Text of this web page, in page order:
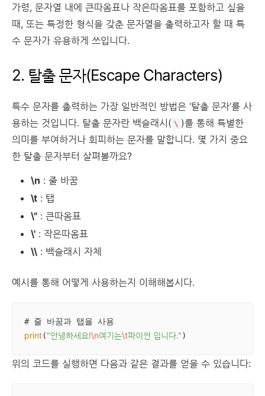
가령, 문자열 내에 큰따옴표나 작은따옴표를 포함하고 싶을
때, 또는 특정한 형식을 갖춘 문자열을 출력하고자 할 때 특
수 문자가 유용하게 쓰입니다.
2. 탈출 문자(Escape Characters)
특수 문자를 출력하는 가장 일반적인 방법은 ‘탈출 문자’를 사
용하는 것입니다. 탈출 문자란 백슬래시( \ )를 통해 특별한
의미를 부여하거나 회피하는 문자를 말합니다. 몇 가지 중요
한 탈출 문자부터 살펴볼까요?
\n : 줄 바꿈
\t : 탭
\" : 큰따옴표
\' : 작은따옴표
\\ : 백슬래시 자체
예시를 통해 어떻게 사용하는지 이해해봅시다.
print("안녕하세요!\n여기는\t파이썬 입니다.")
위의 코드를 실행하면 다음과 같은 결과를 얻을 수 있습니다: